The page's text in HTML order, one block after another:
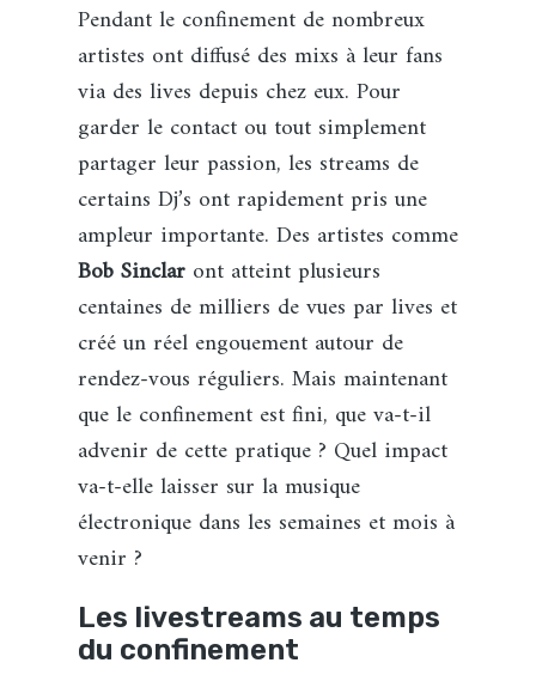
Pendant le confinement de nombreux
artistes ont diffusé des mixs à leur fans
via des lives depuis chez eux. Pour
garder le contact ou tout simplement
partager leur passion, les streams de
certains Dj’s ont rapidement pris une
ampleur importante. Des artistes comme
Bob Sinclar ont atteint plusieurs
centaines de milliers de vues par lives et
créé un réel engouement autour de
rendez-vous réguliers. Mais maintenant
que le confinement est fini, que va-t-il
advenir de cette pratique ? Quel impact
va-t-elle laisser sur la musique
électronique dans les semaines et mois à
venir ?
Les livestreams au temps
du confinement